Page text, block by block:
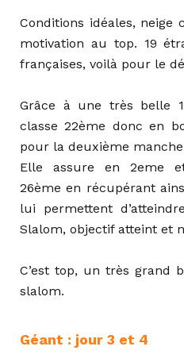
Conditions idéales,
motivation au top. 19
françaises, voilà pour le
Grâce à une très belle
classe 22ème donc en
pour la deuxième
Elle assure en 2eme
26ème en récupérant
lui permettent
Slalom, objectif atteint et
C’est top, un très grand
slalom.
Géant : jour 3 et 4